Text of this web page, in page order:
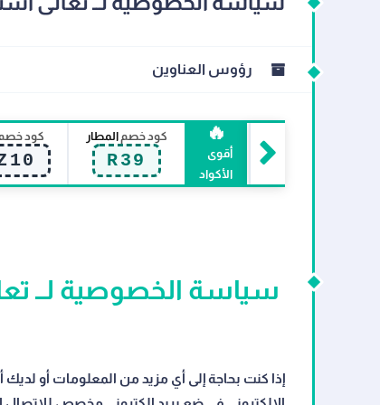
رؤوس العناوين
🔥
أقوى
الأكواد
كود خصم المطار
R39
كود
سياسة الخصوصية لــ
إذا كنت بحاجة إلى أي مزيد من المعلومات أو